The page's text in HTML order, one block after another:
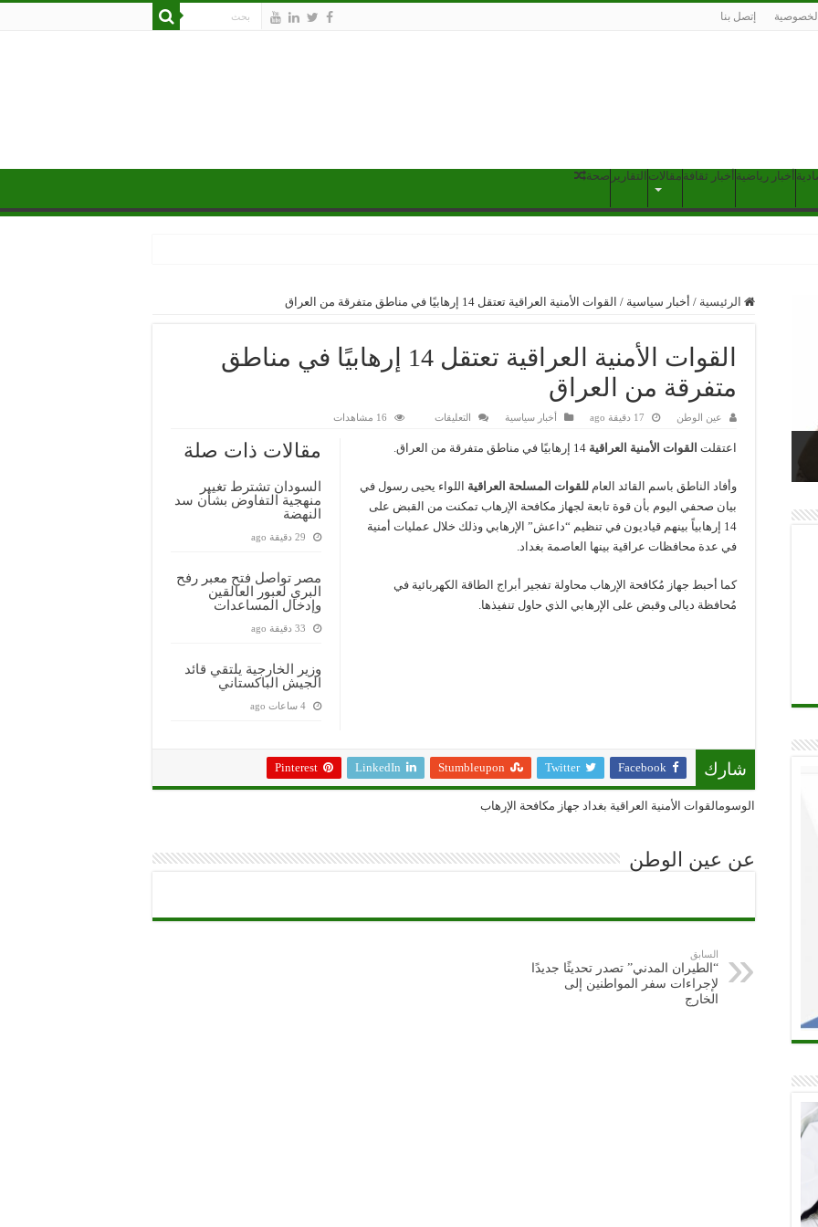
إتصل بنا
أخبار رياضية أخبار ثقافة مقالات التقارير صحة
الرئيسية / أخبار سياسية / القوات الأمنية العراقية تعتقل 14 إرهابيًا في مناطق متفرقة من العراق
القوات الأمنية العراقية تعتقل 14 إرهابيًا في مناطق
متفرقة من العراق
عين الوطن 17 دقيقة ago أخبار سياسية التعليقات
العراقية
إرهابيًا
مناطق
متفرقة
من
16 مشاهدات
مقالات ذات صلة
السودان تشترط تغيير
منهجية التفاوض بشأن سد
النهضة
29 دقيقة ago
مصر تواصل فتح معبر رفح
البري لعبور العالقين
وإدخال المساعدات
33 دقيقة ago
وزير الخارجية يلتقي قائد
الجيش الباكستاني
4 ساعات ago
اعتقلت القوات الأمنية العراقية
وأفاد الناطق باسم القائد العام للقوات المسلحة العراقية اللواء يحيى رسول في
بيان صحفي اليوم بأن قوة تابعة لجهاز مكافحة الإرهاب تمكنت من القبض على
14 إرهابياً بينهم قياديون في تنظيم “داعش” الإرهابي وذلك خلال عمليات أمنية
في عدة محافظات عراقية بينها العاصمة بغداد.
كما أحبط جهاز مُكافحة الإرهاب محاولة تفجير أبراج الطاقة الكهربائية في
مُحافظة ديالى وقبض على الإرهابي الذي حاول تنفيذها.
شارك Facebook
Twitter
Stumbleupon
LinkedIn
Pinterest
الوسومالقوات الأمنية العراقية بغداد جهاز مكافحة الإرهاب
عن عين الوطن
السابق
“الطيران المدني” تصدر تحديثًا جديدًا
لإجراءات سفر المواطنين إلى
الخارج